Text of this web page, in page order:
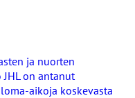
ja nuorten
on antanut
aikoja koskevasta